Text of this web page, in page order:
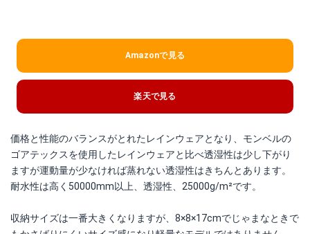
Amazonで見る
楽天で見る
価格と性能のバランスがとれたレインウェアとなり、モンベルの
ゴアテックスを使用したレインウェアと比べ透湿性は少し下がり
ますが運動量が少なければ蒸れない透湿性はきちんとあります。
耐水性は高く50000mm以上、透湿性、25000g/m²です。
収納サイズは一番大きくなりますが、8×8×17cmでじゃまなときで